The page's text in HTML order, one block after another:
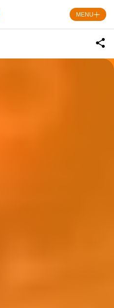
MENU